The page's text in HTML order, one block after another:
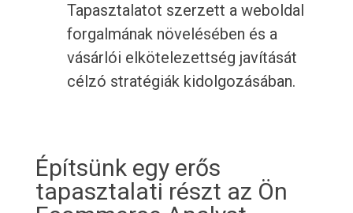
Tapasztalatot szerzett a weboldal
forgalmának növelésében és a
vásárlói elkötelezettség javítását
célzó stratégiák kidolgozásában.
Építsünk egy erős
tapasztalati részt az Ön